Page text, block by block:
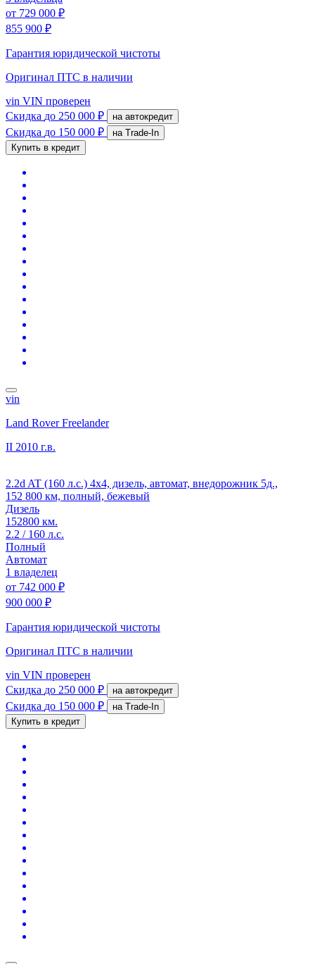
от 729 000 ₽
855 900 ₽
Гарантия юридической чистоты
Оригинал ПТС в наличии
vin VIN проверен
Скидка до 250 000 ₽ на автокредит
Скидка до 150 000 ₽
на Trade-In
Купить в кредит
vin
Land Rover Freelander
II 2010 г.в.
2.2d AT (160 л.с.) 4x4, дизель, автомат, внедорожник 5д.,
152 800 км, полный, бежевый
Дизель
152800 км.
2.2 / 160 л.с.
Полный
Автомат
1 владелец
от 742 000 ₽
900 000 ₽
Гарантия юридической чистоты
Оригинал ПТС в наличии
vin VIN проверен
Скидка до 250 000 ₽ на автокредит
Скидка до 150 000 ₽
на Trade-In
Купить в кредит